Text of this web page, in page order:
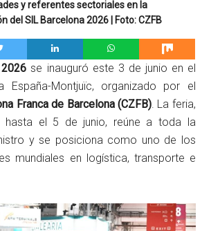
y referentes sectoriales en la
del SIL Barcelona 2026 | Foto: CZFB
se inauguró este 3 de junio en el
España-Montjuïc, organizado por el
Franca de Barcelona (CZFB). La feria,
hasta el 5 de junio, reúne a toda la
y se posiciona como uno de los
mundiales en logística, transporte e